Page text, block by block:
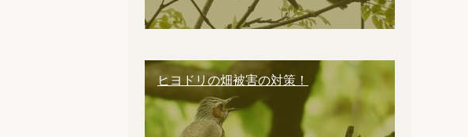
ヒヨドリの畑被害の対策！